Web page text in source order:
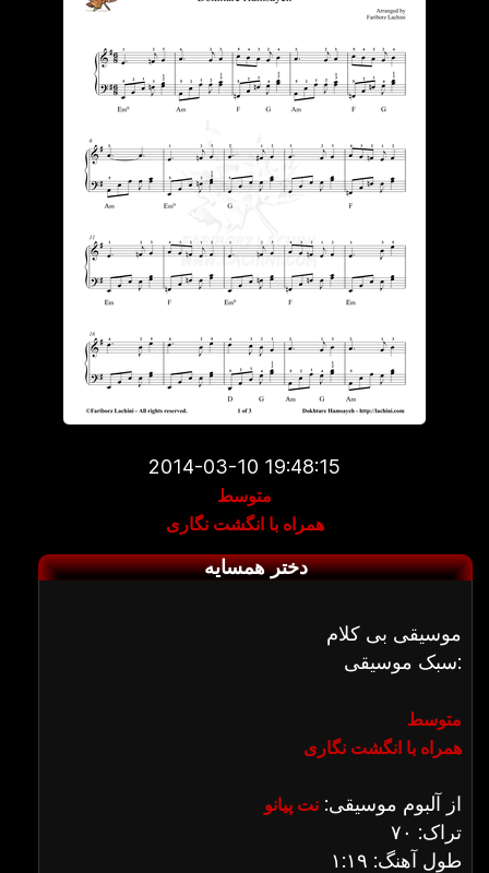
2014-03-10 19:48:15
متوسط
همراه با انگشت نگاری
دختر همسایه
موسیقی بی کلام
سبک موسیقی:
متوسط
همراه با انگشت نگاری
از آلبوم موسیقی: نت پیانو
تراک: ۷۰
طول آهنگ: ۱:۱۹